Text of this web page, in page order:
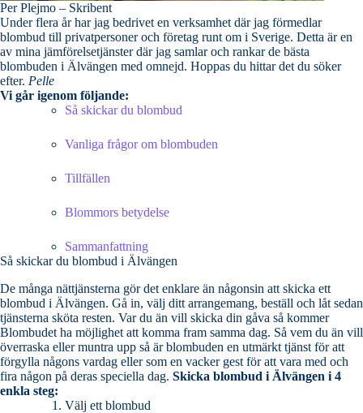
Per Plejmo – Skribent
Under flera år har jag bedrivet en verksamhet där jag förmedlar
blombud till privatpersoner och företag runt om i Sverige. Detta är en
av mina jämförelsetjänster där jag samlar och rankar de bästa
blombuden i Älvängen med omnejd. Hoppas du hittar det du söker
efter. Pelle
Vi går igenom följande:
Så skickar du blombud
Vanliga frågor om blombuden
Tillfällen
Blommors betydelse
Sammanfattning
Så skickar du blombud i Älvängen
De många nättjänsterna gör det enklare än någonsin att skicka ett
blombud i Älvängen. Gå in, välj ditt arrangemang, beställ och låt sedan
tjänsterna sköta resten. Var du än vill skicka din gåva så kommer
Blombudet ha möjlighet att komma fram samma dag. Så vem du än vill
överraska eller muntra upp så är blombuden en utmärkt tjänst för att
förgylla någons vardag eller som en vacker gest för att vara med och
fira någon på deras speciella dag. Skicka blombud i Älvängen i 4
enkla steg:
Välj ett blombud